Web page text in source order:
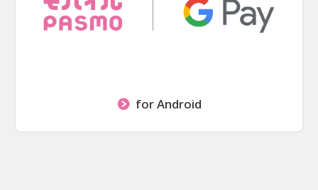
for Android